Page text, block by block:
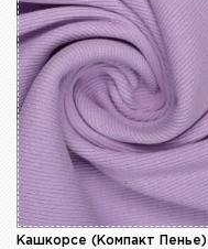
Кашкорсе (Компакт Пенье)